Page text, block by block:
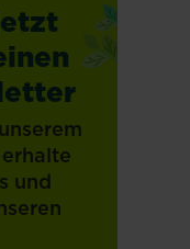
und